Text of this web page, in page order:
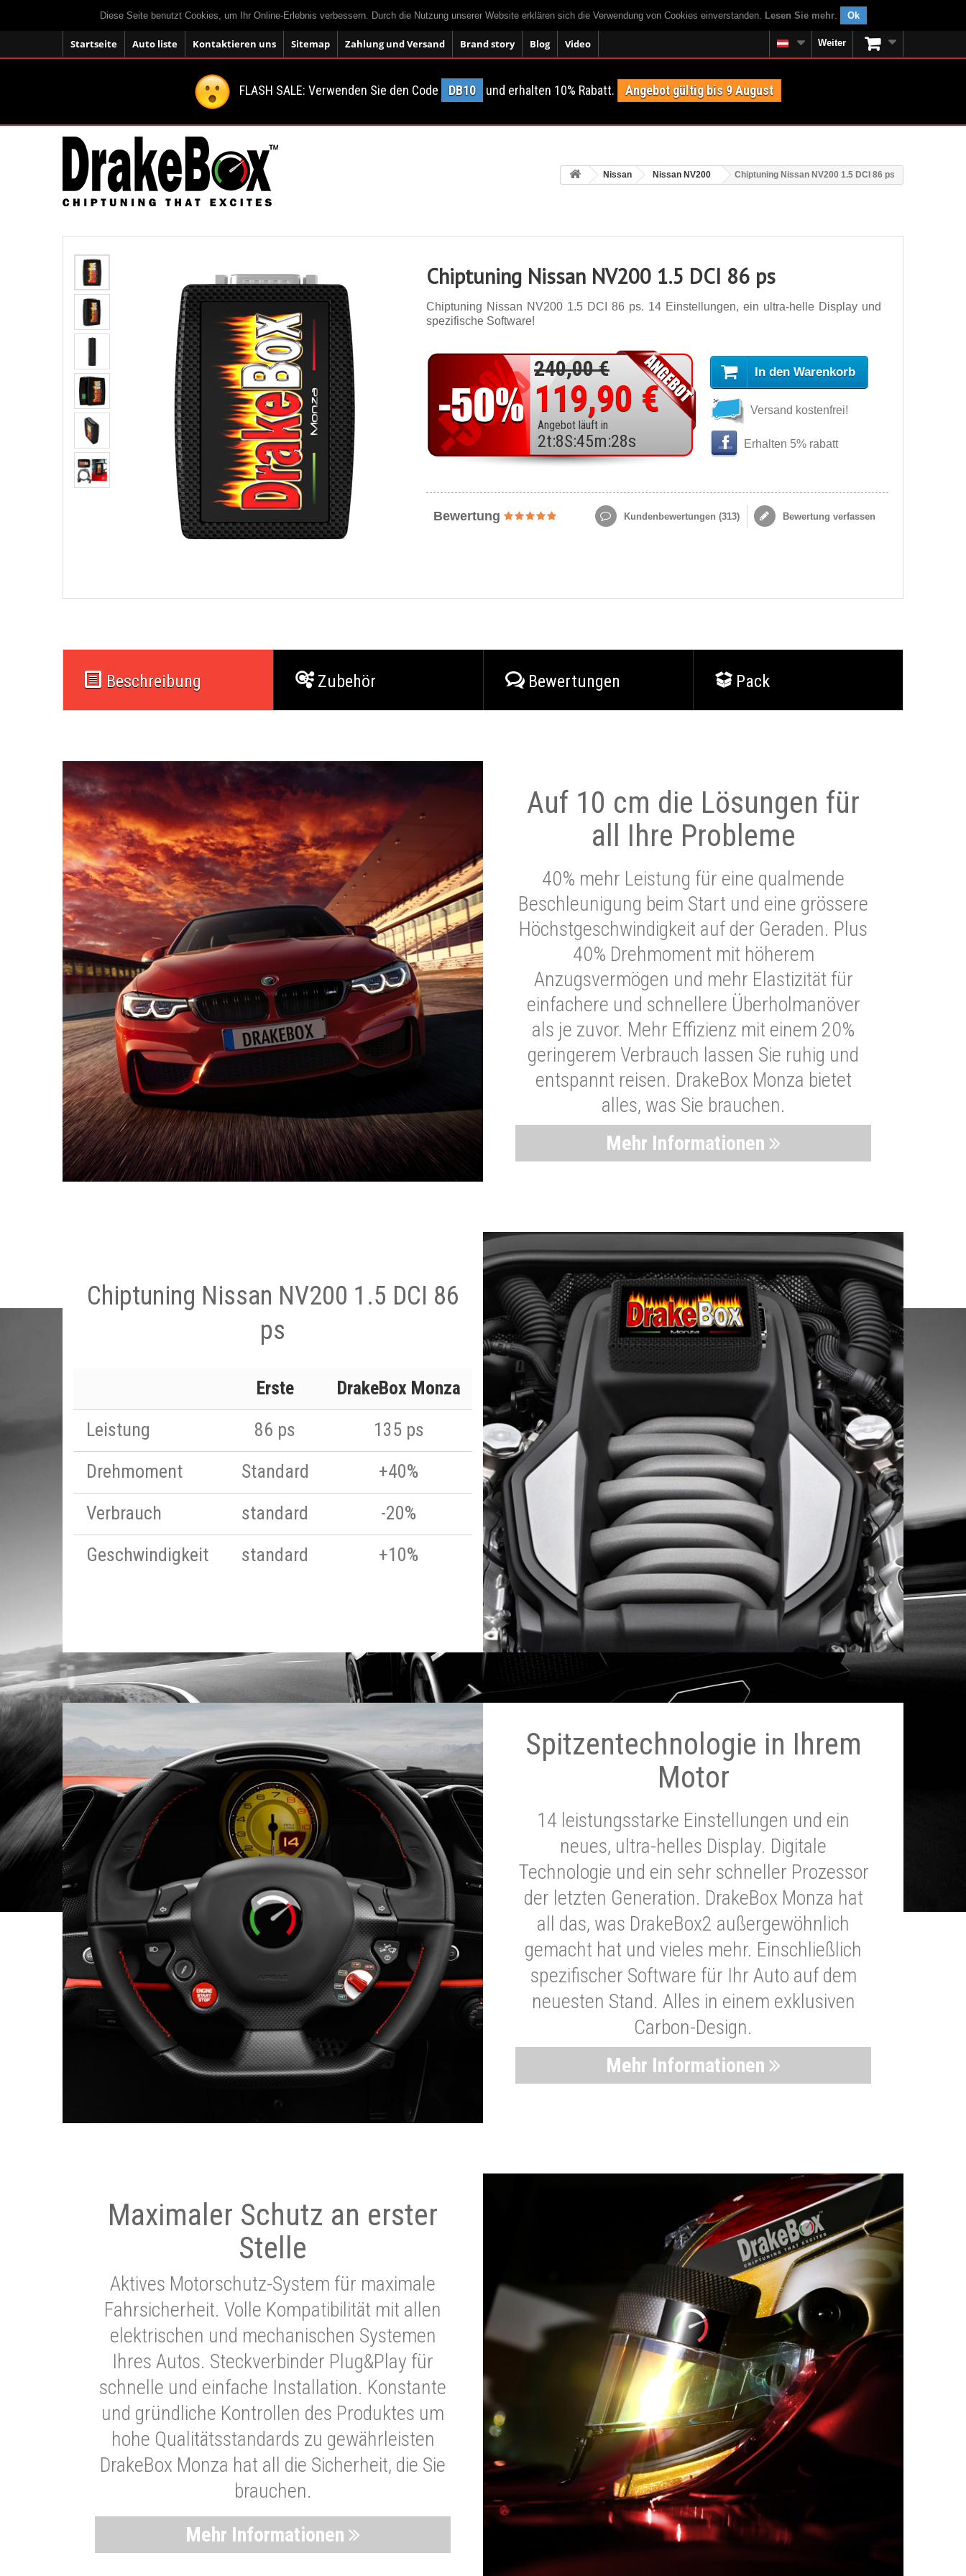
Diese Seite benutzt Cookies, um Ihr Online-Erlebnis verbessern. Durch die Nutzung unserer Website erklären sich die Verwendung von Cookies einverstanden. Lesen Sie mehr. Ok
Startseite Auto liste Kontaktieren uns Sitemap Zahlung und Versand Brand story Blog Video Weiter
FLASH SALE: Verwenden Sie den Code DB10 und erhalten 10% Rabatt. Angebot gültig bis 9 August
Nissan Nissan NV200 Chiptuning Nissan NV200 1.5 DCI 86 ps
Chiptuning Nissan NV200 1.5 DCI 86 ps
Chiptuning Nissan NV200 1.5 DCI 86 ps. 14 Einstellungen, ein ultra-helle Display und
spezifische Software!
240,00 €
119,90 €
Angebot läuft in
2t:8S:45m:27s
In den Warenkorb
Versand kostenfrei!
Erhalten 5% rabatt
Bewertung Kundenbewertungen (313) Bewertung verfassen
Beschreibung Zubehör Bewertungen Pack
Auf 10 cm die Lösungen für
all Ihre Probleme
40% mehr Leistung für eine qualmende
Beschleunigung beim Start und eine grössere
Höchstgeschwindigkeit auf der Geraden. Plus
40% Drehmoment mit höherem
Anzugsvermögen und mehr Elastizität für
einfachere und schnellere Überholmanöver
als je zuvor. Mehr Effizienz mit einem 20%
geringerem Verbrauch lassen Sie ruhig und
entspannt reisen. DrakeBox Monza bietet
alles, was Sie brauchen.
Mehr Informationen
Chiptuning Nissan NV200 1.5 DCI 86
ps
Erste
DrakeBox Monza
Leistung
86 ps
135 ps
Drehmoment
Standard
+40%
Verbrauch
standard
-20%
Geschwindigkeit
standard +10%
Spitzentechnologie in Ihrem
Motor
14 leistungsstarke Einstellungen und ein
neues, ultra-helles Display. Digitale
Technologie und ein sehr schneller Prozessor
der letzten Generation. DrakeBox Monza hat
all das, was DrakeBox2 außergewöhnlich
gemacht hat und vieles mehr. Einschließlich
spezifischer Software für Ihr Auto auf dem
neuesten Stand. Alles in einem exklusiven
Carbon-Design.
Mehr Informationen
Maximaler Schutz an erster
Stelle
Aktives Motorschutz-System für maximale
Fahrsicherheit. Volle Kompatibilität mit allen
elektrischen und mechanischen Systemen
Ihres Autos. Steckverbinder Plug&Play für
schnelle und einfache Installation. Konstante
und gründliche Kontrollen des Produktes um
hohe Qualitätsstandards zu gewährleisten
DrakeBox Monza hat all die Sicherheit, die Sie
brauchen.
Mehr Informationen